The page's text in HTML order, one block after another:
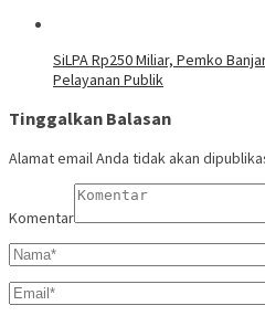
SiLPA Rp250 Miliar, Pemko
Pelayanan Publik
Tinggalkan Balasan
Alamat email Anda tidak akan
Komentar